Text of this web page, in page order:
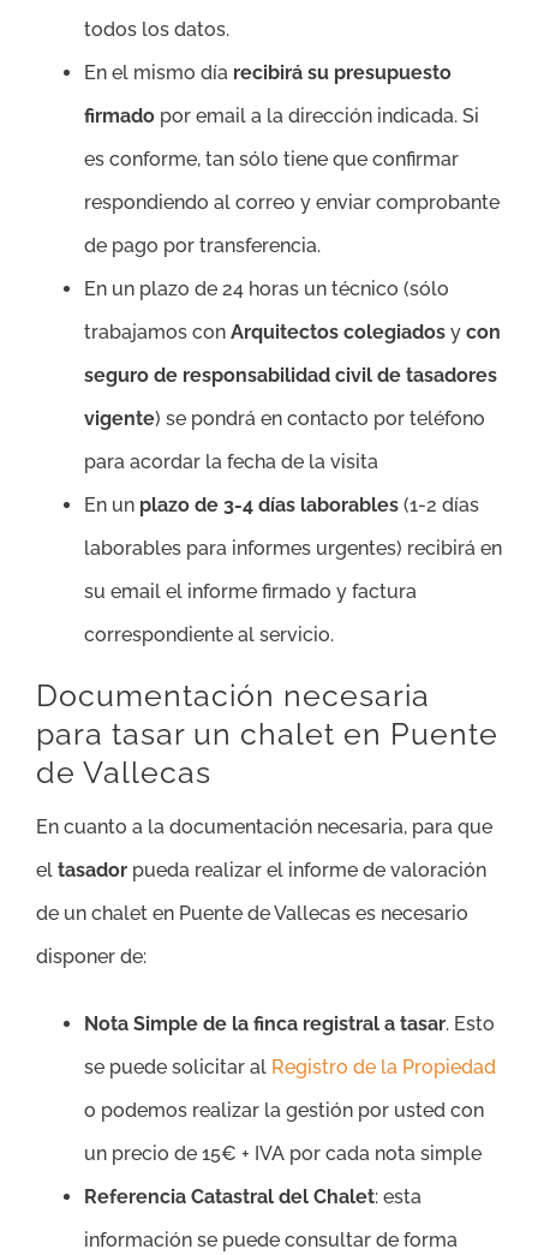
todos los datos.
En el mismo día recibirá su presupuesto
firmado por email a la dirección indicada. Si
es conforme, tan sólo tiene que confirmar
respondiendo al correo y enviar comprobante
de pago por transferencia.
En un plazo de 24 horas un técnico (sólo
trabajamos con Arquitectos colegiados y con
seguro de responsabilidad civil de tasadores
vigente) se pondrá en contacto por teléfono
para acordar la fecha de la visita
En un plazo de 3-4 días laborables (1-2 días
laborables para informes urgentes) recibirá en
su email el informe firmado y factura
correspondiente al servicio.
Documentación necesaria
para tasar un chalet en Puente
de Vallecas
En cuanto a la documentación necesaria, para que
el tasador pueda realizar el informe de valoración
de un chalet en Puente de Vallecas es necesario
disponer de:
Nota Simple de la finca registral a tasar. Esto
se puede solicitar al Registro de la Propiedad
o podemos realizar la gestión por usted con
un precio de 15€ + IVA por cada nota simple
Referencia Catastral del Chalet: esta
información se puede consultar de forma